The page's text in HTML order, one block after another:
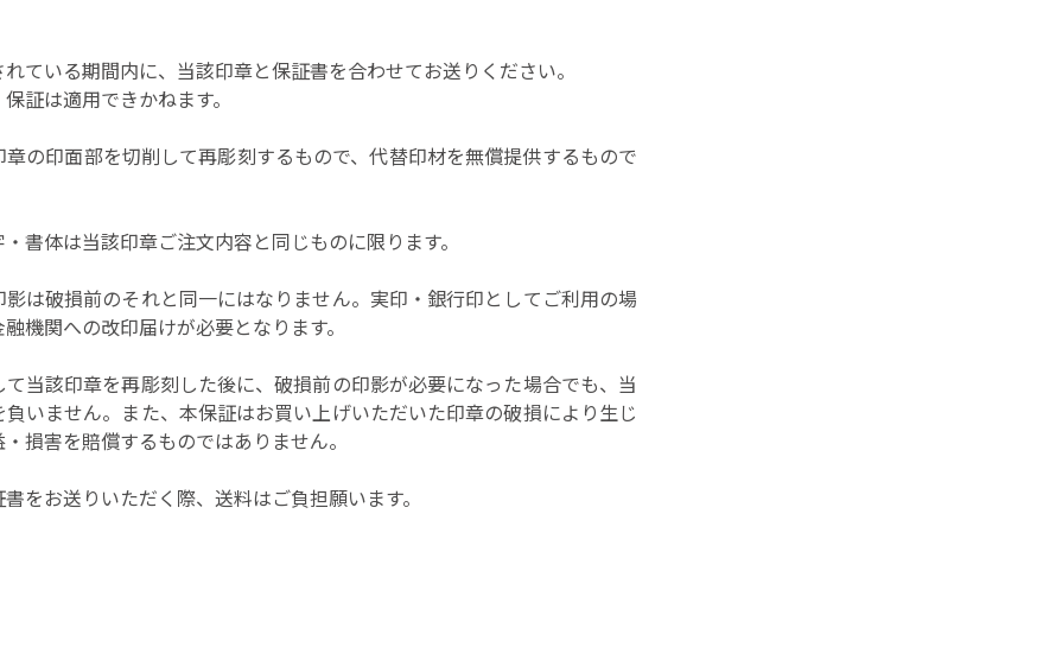
ている期間内に、当該印章と保証書を合わせてお送りください。
証は適用できかねます。
の印面部を切削して再彫刻するもので、代替印材を無償提供するもので
書体は当該印章ご注文内容と同じものに限ります。
は破損前のそれと同一にはなりません。実印・銀行印としてご利用の場
機関への改印届けが必要となります。
当該印章を再彫刻した後に、破損前の印影が必要になった場合でも、当
いません。また、本保証はお買い上げいただいた印章の破損により生じ
損害を賠償するものではありません。
をお送りいただく際、送料はご負担願います。